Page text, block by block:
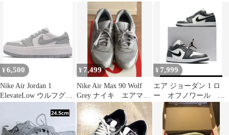
¥ 6,500
Nike Air Jordan 1
ElevateLow ウルフグレ
ー 26cm
¥ 7,499
Nike Air Max 90 Wolf
Grey ナイキ エアマッ
クス90
¥ 7,999
エア ジョーダン 1 ロ
ー オフノワール ウ
ルフグレー